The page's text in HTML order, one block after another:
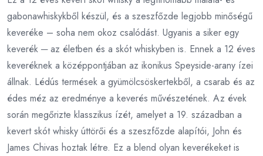
gabonawhiskykből készül, és a szeszfőzde legjobb minőségű
keveréke – soha nem okoz csalódást. Ugyanis a siker egy
keverék ─ az életben és a skót whiskyben is. Ennek a 12 éves
keveréknek a középpontjában az ikonikus Speyside-arany ízei
állnak. Lédús termések a gyümölcsöskertekből, a csarab és az
édes méz az eredménye a keverés művészetének. Az évek
során megőrizte klasszikus ízét, amelyet a 19. században a
kevert skót whisky úttörői és a szeszfőzde alapítói, John és
James Chivas hoztak létre. Ez a blend olyan keverékeket is